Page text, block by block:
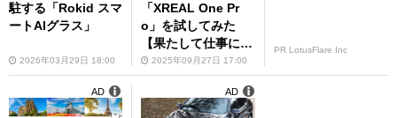
駐する「Rokid スマ
ートAIグラス」
2026年03月29日 18:00
「XREAL One Pr
o」を試してみた
【果たして仕事にも
使えるのか？】
2025年09月27日 17:00
PR LotusFlare Inc
AD AD